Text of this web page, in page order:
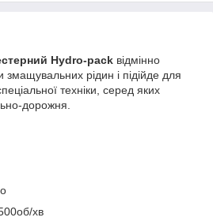
Hydro-pack відмінно
змащувальних рідин і підійде для
техніки, серед яких
дорожня.
хв